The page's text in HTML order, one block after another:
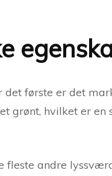
første er det
grønt, hvilket er
andre